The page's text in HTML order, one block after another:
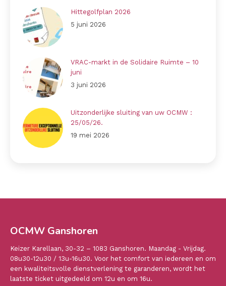
Hittegolfplan 2026
5 juni 2026
VRAC-markt in de Solidaire Ruimte – 10
juni
3 juni 2026
Uitzonderlijke sluiting van uw OCMW :
25/05/26.
19 mei 2026
OCMW Ganshoren
Keizer Karellaan, 30-32 – 1083 Ganshoren. Maandag - Vrijdag.
08u30-12u30 / 13u-16u30. Voor het comfort van iedereen en om
een kwaliteitsvolle dienstverlening te garanderen, wordt het
laatste ticket uitgedeeld om 12u en om 16u.